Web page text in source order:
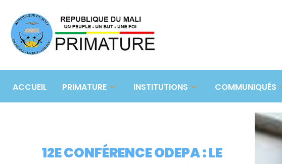
ACCUEIL PRIMATURE INSTITUTIONS COMMUNIQUÉS
12E CONFÉRENCE ODEPA : LE